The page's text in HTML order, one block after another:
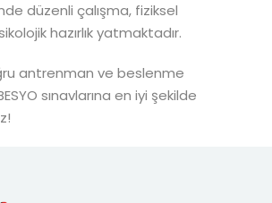
düzenli çalışma, fiziksel
hazırlık yatmaktadır.
antrenman ve beslenme
sınavlarına en iyi şekilde